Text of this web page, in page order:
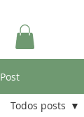
Post
Todos posts